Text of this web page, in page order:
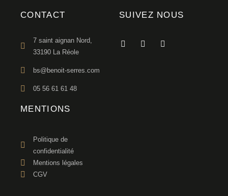
CONTACT
7 saint aignan Nord,
33190 La Réole
bs@benoit-serres.com
05 56 61 61 48
SUIVEZ NOUS
MENTIONS
Politique de
confidentialité
Mentions légales
CGV